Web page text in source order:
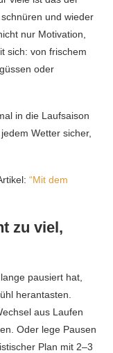
und wieder
nur Motivation,
sich: von frischem
oder
in die Laufsaison
Wetter sicher,
“Mit dem
zu viel,
pausiert hat,
herantasten.
aus Laufen
Oder lege Pausen
Plan mit 2–3